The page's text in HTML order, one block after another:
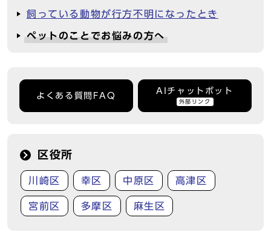
飼っている動物が行方不明になったとき
ペットのことでお悩みの方へ
よくある質問FAQ
AIチャットボット
外部リンク
区役所
川崎区 幸区 中原区 高津区
宮前区 多摩区 麻生区